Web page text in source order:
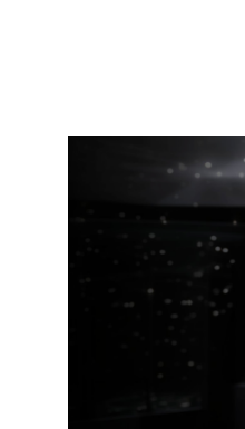
Perez,
mercato
crescere»